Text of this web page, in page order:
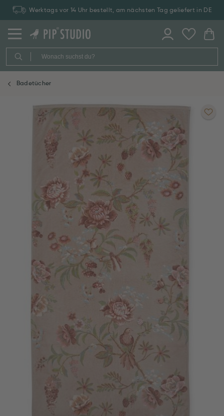
Werktags vor 14 Uhr bestellt, am nächsten Tag geliefert in DE
Badetücher